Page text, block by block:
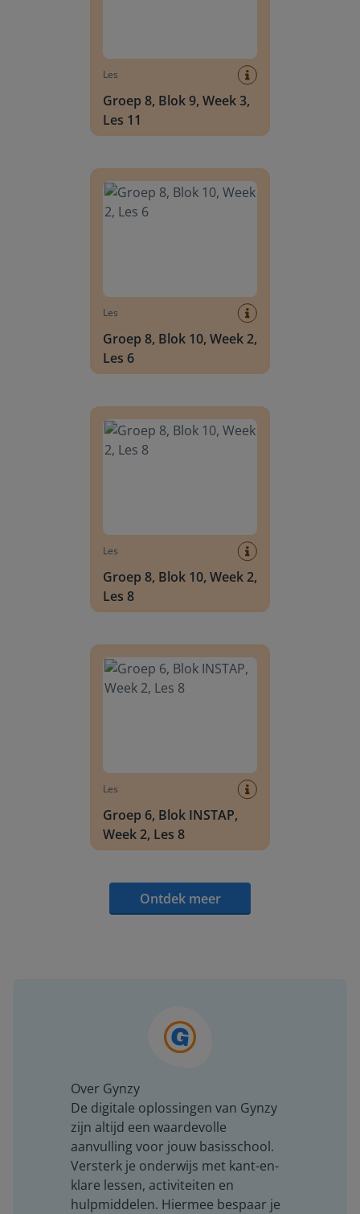
Les
Groep 8, Blok 9, Week 3,
Les 11
Les
Groep 8, Blok 10, Week 2,
Les 6
Les
Groep 8, Blok 10, Week 2,
Les 8
Les
Groep 6, Blok INSTAP,
Week 2, Les 8
Ontdek meer
Over Gynzy
De digitale oplossingen van Gynzy
zijn altijd een waardevolle
aanvulling voor jouw basisschool.
Versterk je onderwijs met kant-en-
klare lessen, activiteiten en
hulpmiddelen. Hiermee bespaar je